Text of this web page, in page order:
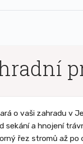
o vaši zahradu v
sekání a hnojení
řez stromů až po